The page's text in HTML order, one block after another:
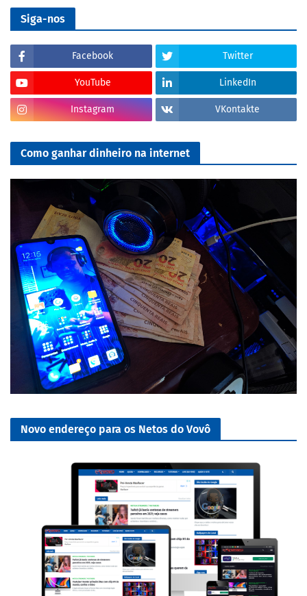
Siga-nos
Facebook Twitter
YouTube LinkedIn
Instagram VKontakte
Como ganhar dinheiro na internet
Novo endereço para os Netos do Vovô